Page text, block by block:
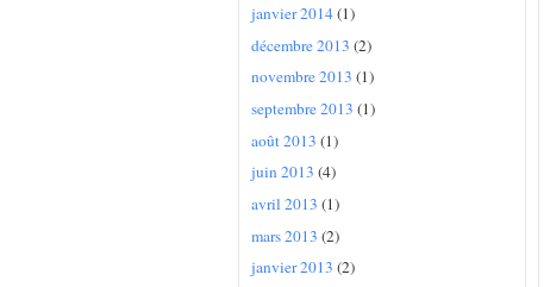
janvier 2014(1)
décembre 2013 (2)
novembre 2013 (1)
septembre 2013 (1)
août 2013 (1)
juin 2013 (4)
avril 2013 (1)
mars 2013 (2)
janvier 2013 (2)